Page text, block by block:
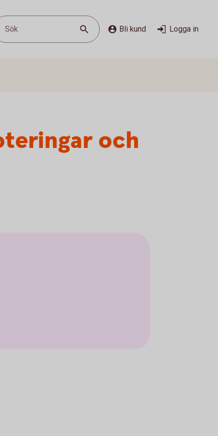
Sök Bli kund Logga in
och